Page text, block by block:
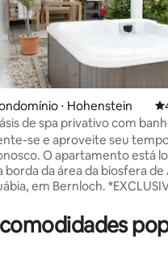
média de 5, 149
⋅ Hohenstein
de spa privativo com
e jardim
se e aproveite seu
O apartamento está
borda da área da biosfera de
em Bernloch. *EXCLUSIVAMENTE
gratuita para 170
OS DESTAQUES